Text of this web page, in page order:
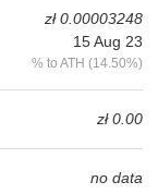
zł 0.00003248
15 Aug 23
% to ATH (14.50%)
zł 0.00
no data